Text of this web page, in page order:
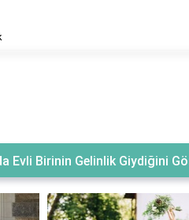
Evli Birinin Gelinlik Giydiğini